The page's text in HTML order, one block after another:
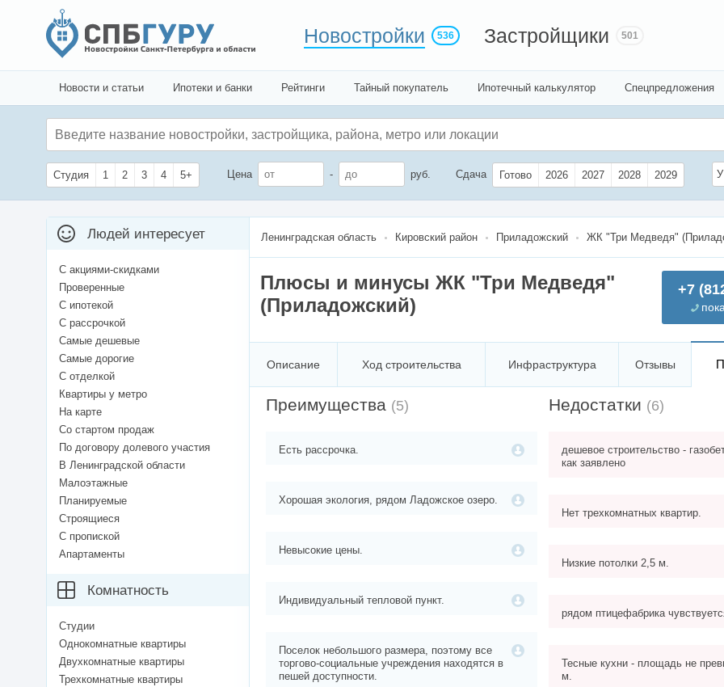
Новостройки 536 Застройщики 501
Новости и статьи Ипотеки и банки Рейтинги Тайный покупатель Ипотечный калькулятор Спецпредложения
Студия 1 2 3 4 5+ Цена - руб. Сдача Готово 2026 2027 2028 2029
Ленинградская область Кировский район Приладожский ЖК "Три Медведя"
+7
Плюсы и минусы ЖК "Три Медведя"
(Приладожский)
Описание Ход строительства Инфраструктура Отзывы
Преимущества (5)
Есть рассрочка.
Хорошая экология, рядом Ладожское озеро.
Невысокие цены.
Индивидуальный тепловой пункт.
Поселок небольшого размера, поэтому все
торгово-социальные учреждения находятся в
пешей доступности.
Недостатки (6)
дешевое строительство -
как заявлено
Нет трехкомнатных квартир.
Низкие потолки 2,5 м.
рядом птицефабрика
Тесные кухни - площадь не
м.
Людей интересует
С акциями-скидками
Проверенные
С ипотекой
С рассрочкой
Самые дешевые
Самые дорогие
С отделкой
Квартиры у метро
На карте
Со стартом продаж
По договору долевого участия
В Ленинградской области
Малоэтажные
Планируемые
Строящиеся
С пропиской
Апартаменты
Комнатность
Студии
Однокомнатные квартиры
Двухкомнатные квартиры
Трехкомнатные квартиры